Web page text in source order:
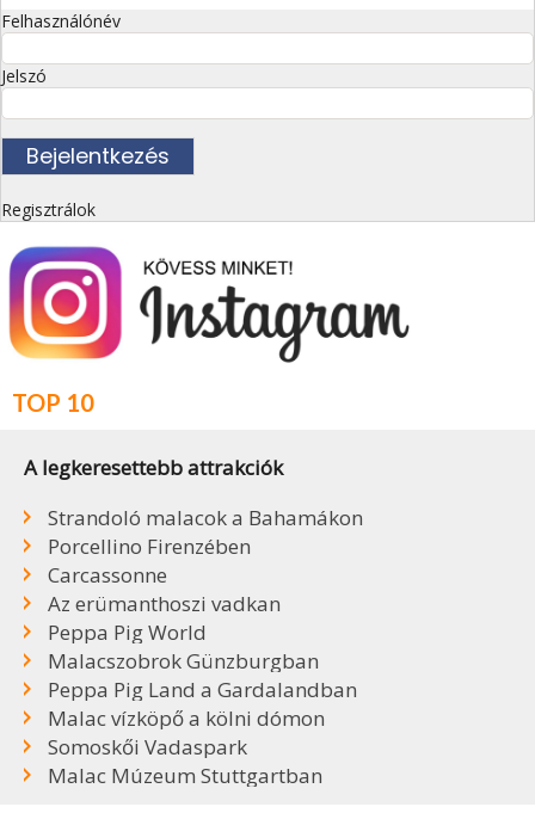
Felhasználónév
Jelszó
Regisztrálok
TOP 10
A legkeresettebb attrakciók
Strandoló malacok a Bahamákon
Porcellino Firenzében
Carcassonne
Az erümanthoszi vadkan
Peppa Pig World
Malacszobrok Günzburgban
Peppa Pig Land a Gardalandban
Malac vízköpő a kölni dómon
Somoskői Vadaspark
Malac Múzeum Stuttgartban